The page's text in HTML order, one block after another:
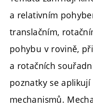
a relativním
translačním,
pohybu v rovině,
a rotačních
poznatky se
mechanismů.